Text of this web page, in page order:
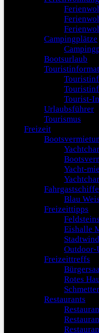
Campingplätze
Bootsurlaub
Tourist-
Urlaubsführer
Tourismus
Freizeit
Yacht-
Fahrgastschiffe
Blau
Freizeittipps
Eishalle
Freizeittreffs
Rotes
Restaurants